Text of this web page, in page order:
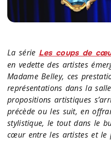
La série Les coups de
en vedette des artistes
Madame Belley, ces
représentations dans la
propositions artistiques
précède ou les suit, en
stylistique, le tout dans le
cœur entre les artistes et le